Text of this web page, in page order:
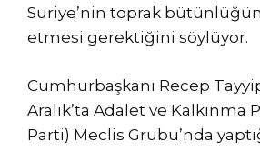
Suriye’nin toprak
etmesi gerektiğini söylüyor.
Cumhurbaşkanı Recep
Aralık’ta Adalet ve Kalkınma
Parti) Meclis Grubu’nda